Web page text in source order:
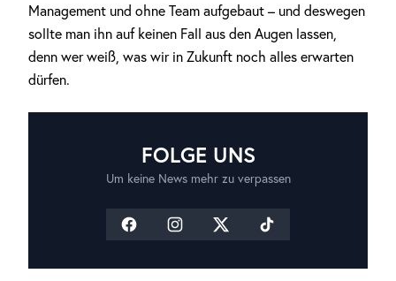
Management und ohne Team aufgebaut – und deswegen
sollte man ihn auf keinen Fall aus den Augen lassen,
denn wer weiß, was wir in Zukunft noch alles erwarten
dürfen.
FOLGE UNS
Um keine News mehr zu verpassen